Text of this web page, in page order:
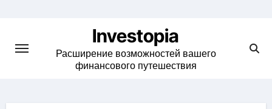
content
Investopia
Расширение возможностей вашего
финансового путешествия